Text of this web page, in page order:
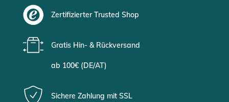
Zertifizierter Trusted Shop
Gratis Hin- & Rückversand
ab 100€ (DE/AT)
Sichere Zahlung mit SSL